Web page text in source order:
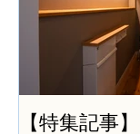
【特集記事